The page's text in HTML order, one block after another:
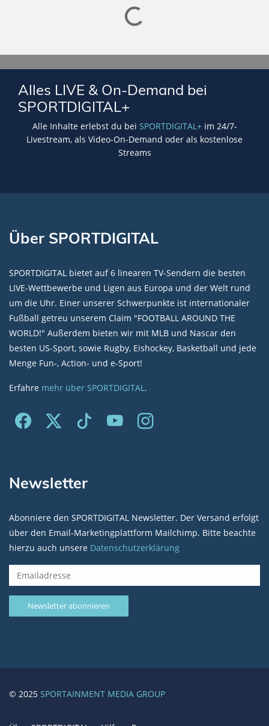
Lade SPORTDIGITAL+ Mediathek
Alles LIVE & On-Demand bei
SPORTDIGITAL+
Alle Inhalte erlebst du bei SPORTDIGITAL+im 24/7-
Livestream, als Video-On-Demand oder als kostenlose
Streams
Über SPORTDIGITAL
SPORTDIGITAL bietet auf 6 linearen TV-Sendern die besten
LIVE-Wettbewerbe und Ligen aus Europa und der Welt rund
um die Uhr. Einer unserer Schwerpunkte ist internationaler
Fußball getreu unserem Claim "FOOTBALL AROUND THE
WORLD!" Außerdem bieten wir mit MLB und Nascar den
besten US-Sport, sowie Rugby, Eishockey, Basketball und jede
Menge Fun-, Action- und e-Sport!
Erfahre mehr über SPORTDIGITAL.
Newsletter
Abonniere den SPORTDIGITAL Newsletter. Der Versand erfolgt
über den Email-Marketingplattform Mailchimp. Bitte beachte
hierzu auch unsere Datenschutzerklärung
© 2025 SPORTAINMENT MEDIA GROUP